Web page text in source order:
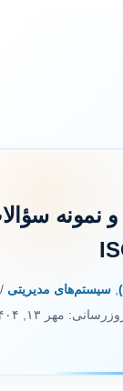
ممیزی ایزو 45001 و نمونه
سیستم‌های مدیریتی/
مهر ۱۳, ۱۴۰۴